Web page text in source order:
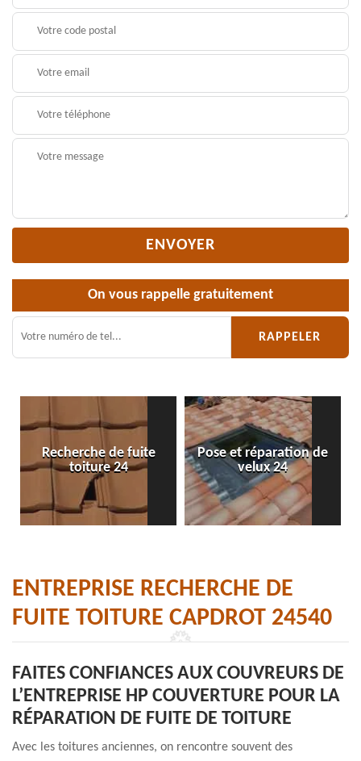
On vous rappelle gratuitement
Recherche de fuite
toiture 24
Pose et réparation de
velux 24
ENTREPRISE RECHERCHE DE
FUITE TOITURE CAPDROT 24540
FAITES CONFIANCES AUX COUVREURS DE
L’ENTREPRISE HP COUVERTURE POUR LA
RÉPARATION DE FUITE DE TOITURE
Avec les toitures anciennes, on rencontre souvent des